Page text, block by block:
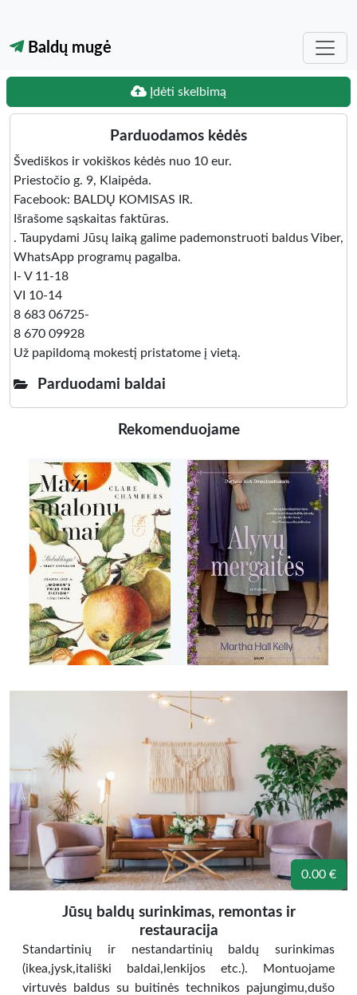
Baldų mugė
Įdėti skelbimą
Parduodamos kėdės
Švediškos ir vokiškos kėdės nuo 10 eur.
Priestočio g. 9, Klaipėda.
Facebook: BALDŲ KOMISAS IR.
Išrašome sąskaitas faktūras.
. Taupydami Jūsų laiką galime pademonstruoti baldus Viber,
WhatsApp programų pagalba.
I- V 11-18
VI 10-14
8 683 06725-
8 670 09928
Už papildomą mokestį pristatome į vietą.
Parduodami baldai
Rekomenduojame
0.00 €
Jūsų baldų surinkimas, remontas ir
restauracija
Standartinių ir nestandartinių baldų surinkimas
(ikea,jysk,itališki baldai,lenkijos etc.). Montuojame
virtuvės baldus su buitinės technikos pajungimu,dušo